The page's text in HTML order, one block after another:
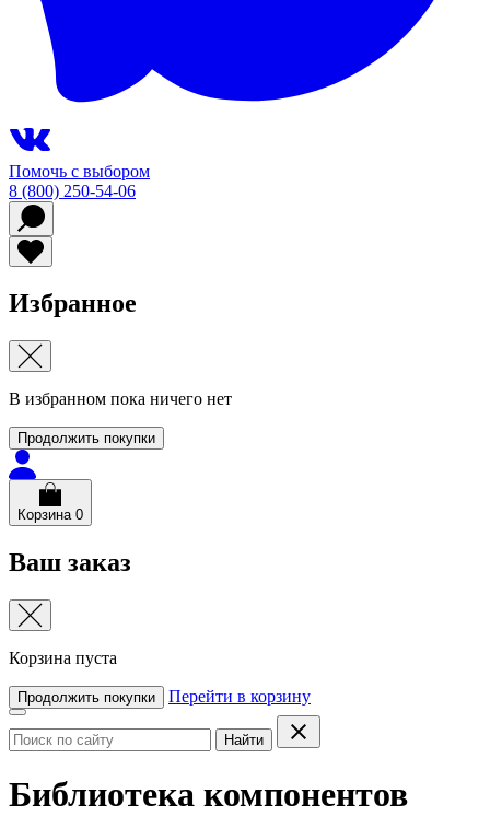
Помочь с выбором
8 (800) 250-54-06
Избранное
В избранном пока ничего нет
Продолжить покупки
Корзина 0
Ваш заказ
Корзина пуста
Продолжить покупки Перейти в корзину
Найти
Библиотека компонентов